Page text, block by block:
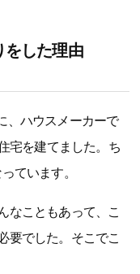
をした理由
、ハウスメーカーで
宅を建てました。ち
ています。
なこともあって、こ
要でした。そこでこ